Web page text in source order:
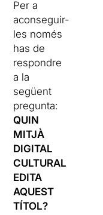
Per a
aconseguir-
les només
has de
respondre
a la
següent
pregunta:
QUIN
MITJÀ
DIGITAL
CULTURAL
EDITA
AQUEST
TÍTOL?